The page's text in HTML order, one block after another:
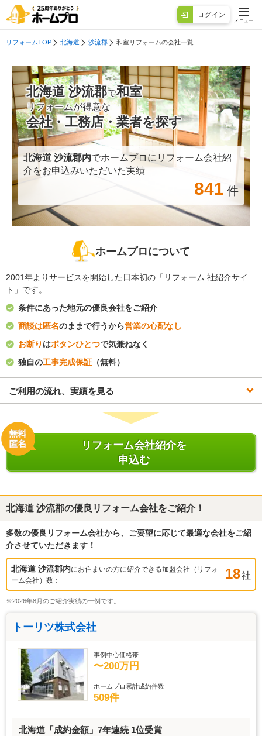
ログイン
メニュー
リフォームTOP 北海道 沙流郡 和室リフォームの会社一覧
北海道 沙流郡で和室
リフォームが得意な
会社・工務店・業者を探す
北海道 沙流郡内でホームプロにリフォーム会社紹
介をお申込みいただいた実績
841 件
ホームプロについて
2001年よりサービスを開始した日本初の「リフォーム 社紹介サイ
ト」です。
条件にあった地元の優良会社をご紹介
商談は匿名のままで行うから営業の心配なし
お断り はボタンひとつで気兼ねなく
独自の工事完成保証 （無料）
ご利用の流れ、実績を見る
リフォーム会社紹介を
申込む
北海道 沙流郡の優良リフォーム会社をご紹介！
多数の優良リフォーム会社から、ご要望に応じて最適な会社をご紹
介させていただきます！
北海道 沙流郡内にお住まいの方に紹介できる加盟会社（リフォ
ーム会社）数：
18社
※2026年8月のご紹介実績の一例です。
トーリツ株式会社
事例中心価格帯
〜200万円
ホームプロ累計成約件数
509件
北海道「成約金額」7年連続 1位受賞